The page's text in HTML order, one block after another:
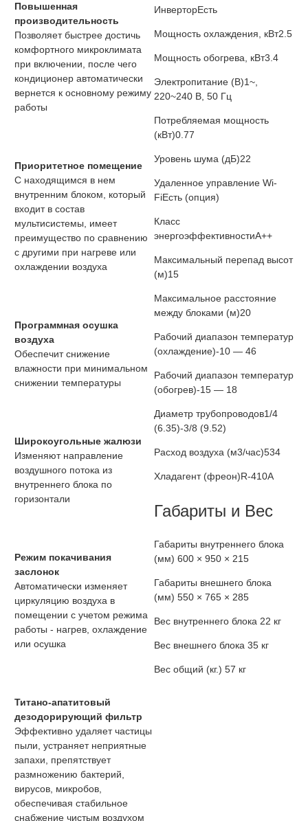
Повышенная
производительность
Позволяет быстрее достичь
комфортного микроклимата
при включении, после чего
кондиционер автоматически
вернется к основному режиму
работы
Приоритетное помещение
С находящимся в нем
внутренним блоком, который
входит в состав
мультисистемы, имеет
преимущество по сравнению
с другими при нагреве или
охлаждении воздуха
Программная осушка
воздуха
Обеспечит снижение
влажности при минимальном
снижении температуры
Широкоугольные жалюзи
Изменяют направление
воздушного потока из
внутреннего блока по
горизонтали
Режим покачивания
заслонок
Автоматически изменяет
циркуляцию воздуха в
помещении с учетом режима
работы - нагрев, охлаждение
или осушка
Титано-апатитовый
дезодорирующий фильтр
Эффективно удаляет частицы
пыли, устраняет неприятные
запахи, препятствует
размножению бактерий,
вирусов, микробов,
обеспечивая стабильное
снабжение чистым воздухом
ИнверторЕсть
Мощность охлаждения, кВт2.5
Мощность обогрева, кВт3.4
Электропитание (В)1~,
220~240 В, 50 Гц
Потребляемая мощность
(кВт)0.77
Уровень шума (дБ)22
Удаленное управление Wi-
FiЕсть (опция)
Класс
энергоэффективностиA++
Максимальный перепад высот
(м)15
Максимальное расстояние
между блоками (м)20
Рабочий диапазон температур
(охлаждение)-10 — 46
Рабочий диапазон температур
(обогрев)-15 — 18
Диаметр трубопроводов1/4
(6.35)-3/8 (9.52)
Расход воздуха (м3/час)534
Хладагент (фреон)R-410A
Габариты и Вес
Габариты внутреннего блока
(мм) 600 × 950 × 215
Габариты внешнего блока
(мм) 550 × 765 × 285
Вес внутреннего блока 22 кг
Вес внешнего блока 35 кг
Вес общий (кг.) 57 кг